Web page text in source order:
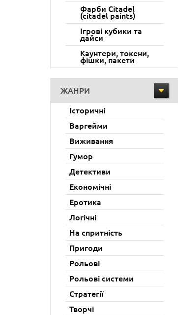
Фарби Citadel
(citadel paints)
Ігрові кубики та
дайси
Каунтери, токени,
фішки, пакети
ЖАНРИ
Історичні
Варгейми
Виживання
Гумор
Детективи
Економічні
Еротика
Логічні
На спритність
Пригоди
Рольові
Рольові системи
Стратегії
Творчі